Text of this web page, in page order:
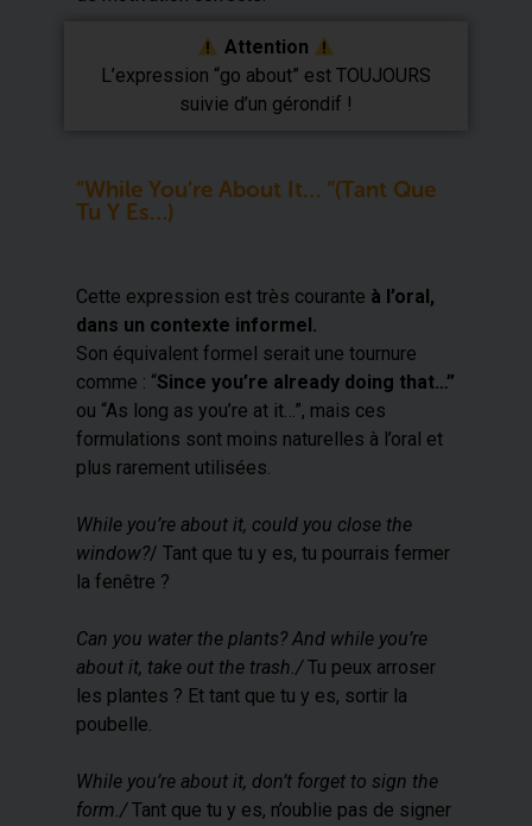
​ Attention
L’expression “go about” est TOUJOURS
suivie d’un gérondif !
“While You’re About It… “(Tant Que
Tu Y Es…)
Cette expression est très courante à l’oral,
dans un contexte informel.
Son équivalent formel serait une tournure
comme : “Since you’re already doing that…”
ou “As long as you’re at it…”, mais ces
formulations sont moins naturelles à l’oral et
plus rarement utilisées.
While you’re about it, could you close the
window?/ Tant que tu y es, tu pourrais fermer
la fenêtre ?
Can you water the plants? And while you’re
about it, take out the trash./Tu peux arroser
les plantes ? Et tant que tu y es, sortir la
poubelle.
While you’re about it, don’t forget to sign the
form./Tant que tu y es, n’oublie pas de signer